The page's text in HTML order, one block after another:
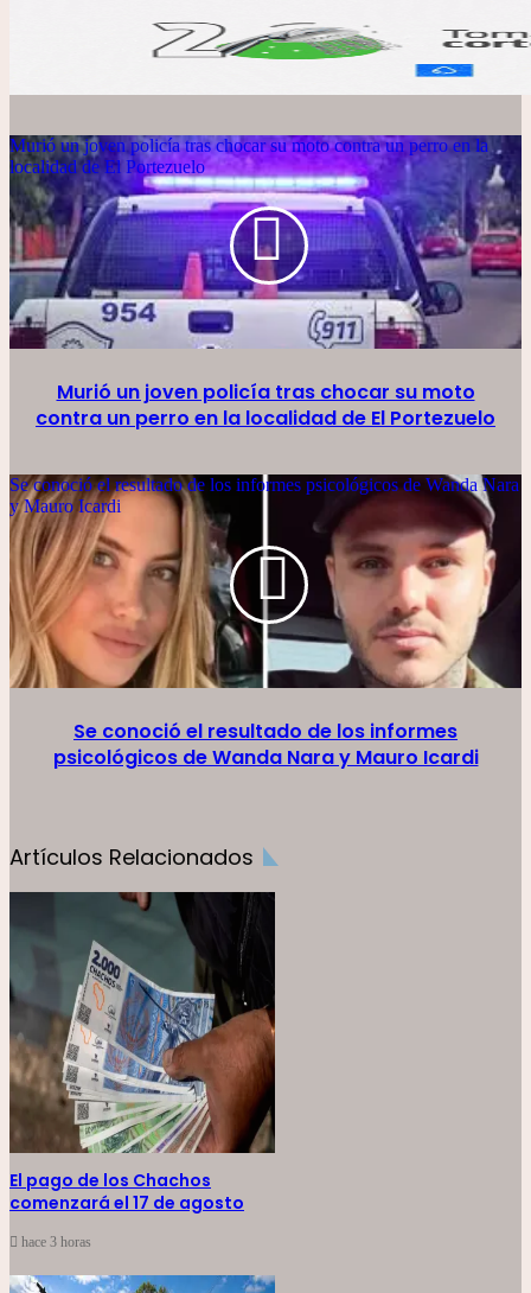
Murió un joven policía tras chocar su moto contra un perro en la
localidad de El Portezuelo
Murió un joven policía tras chocar su moto
contra un perro en la localidad de El Portezuelo
Se conoció el resultado de los informes psicológicos de Wanda Nara
y Mauro Icardi
Se conoció el resultado de los informes
psicológicos de Wanda Nara y Mauro Icardi
Artículos Relacionados
El pago de los Chachos
comenzará el 17 de agosto
hace 3 horas